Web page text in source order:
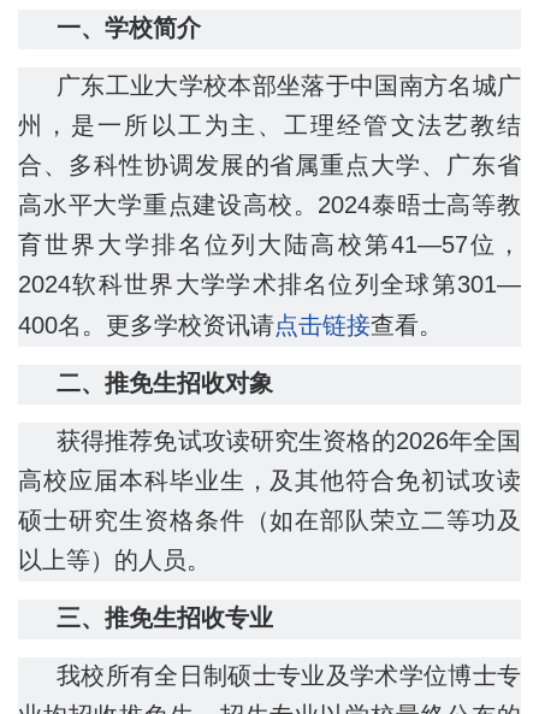
一、学校简介
广东工业大学校本部坐落于中国南方名城广
州，是一所以工为主、工理经管文法艺教结
合、多科性协调发展的省属重点大学、广东省
高水平大学重点建设高校。2024泰晤士高等教
育世界大学排名位列大陆高校第41—57位，
2024软科世界大学学术排名位列全球第301—
400名。更多学校资讯请点击链接查看。
二、推免生招收对象
获得推荐免试攻读研究生资格的2026年全国
高校应届本科毕业生，及其他符合免初试攻读
硕士研究生资格条件（如在部队荣立二等功及
以上等）的人员。
三、推免生招收专业
我校所有全日制硕士专业及学术学位博士专